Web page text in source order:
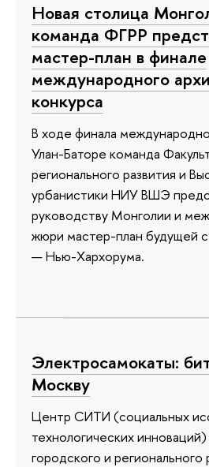
Новая столица
команда ФГРР
мастер-план в финале
международного
конкурса
В ходе финала
Улан-Баторе команда
регионального развития и
урбанистики НИУ ВШЭ
руководству Монголии и
жюри мастер-план будущей
— Нью-Хархорума.
Электросамокаты:
Москву
Центр СИТИ (социальных
технологических инноваций)
городского и